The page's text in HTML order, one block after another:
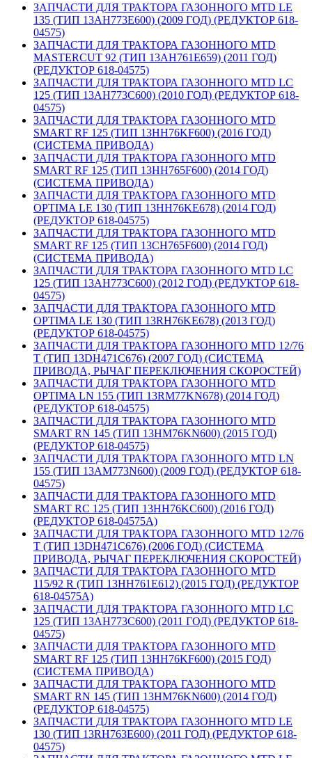
ЗАПЧАСТИ ДЛЯ ТРАКТОРА ГАЗОННОГО MTD LE
135 (ТИП 13AH773E600) (2009 ГОД) (РЕДУКТОР 618-
04575)
ЗАПЧАСТИ ДЛЯ ТРАКТОРА ГАЗОННОГО MTD
MASTERCUT 92 (ТИП 13AH761E659) (2011 ГОД)
(РЕДУКТОР 618-04575)
ЗАПЧАСТИ ДЛЯ ТРАКТОРА ГАЗОННОГО MTD LC
125 (ТИП 13AH773C600) (2010 ГОД) (РЕДУКТОР 618-
04575)
ЗАПЧАСТИ ДЛЯ ТРАКТОРА ГАЗОННОГО MTD
SMART RF 125 (ТИП 13HH76KF600) (2016 ГОД)
(СИСТЕМА ПРИВОДА)
ЗАПЧАСТИ ДЛЯ ТРАКТОРА ГАЗОННОГО MTD
SMART RF 125 (ТИП 13HH765F600) (2014 ГОД)
(СИСТЕМА ПРИВОДА)
ЗАПЧАСТИ ДЛЯ ТРАКТОРА ГАЗОННОГО MTD
OPTIMA LE 130 (ТИП 13HH76KE678) (2014 ГОД)
(РЕДУКТОР 618-04575)
ЗАПЧАСТИ ДЛЯ ТРАКТОРА ГАЗОННОГО MTD
SMART RF 125 (ТИП 13CH765F600) (2014 ГОД)
(СИСТЕМА ПРИВОДА)
ЗАПЧАСТИ ДЛЯ ТРАКТОРА ГАЗОННОГО MTD LC
125 (ТИП 13AH773C600) (2012 ГОД) (РЕДУКТОР 618-
04575)
ЗАПЧАСТИ ДЛЯ ТРАКТОРА ГАЗОННОГО MTD
OPTIMA LE 130 (ТИП 13RH76KE678) (2013 ГОД)
(РЕДУКТОР 618-04575)
ЗАПЧАСТИ ДЛЯ ТРАКТОРА ГАЗОННОГО MTD 12/76
T (ТИП 13DH471C676) (2007 ГОД) (СИСТЕМА
ПРИВОДА, РЫЧАГ ПЕРЕКЛЮЧЕНИЯ СКОРОСТЕЙ)
ЗАПЧАСТИ ДЛЯ ТРАКТОРА ГАЗОННОГО MTD
OPTIMA LN 155 (ТИП 13RM77KN678) (2014 ГОД)
(РЕДУКТОР 618-04575)
ЗАПЧАСТИ ДЛЯ ТРАКТОРА ГАЗОННОГО MTD
SMART RN 145 (ТИП 13HM76KN600) (2015 ГОД)
(РЕДУКТОР 618-04575)
ЗАПЧАСТИ ДЛЯ ТРАКТОРА ГАЗОННОГО MTD LN
155 (ТИП 13AM773N600) (2009 ГОД) (РЕДУКТОР 618-
04575)
ЗАПЧАСТИ ДЛЯ ТРАКТОРА ГАЗОННОГО MTD
SMART RC 125 (ТИП 13HH76KC600) (2016 ГОД)
(РЕДУКТОР 618-04575A)
ЗАПЧАСТИ ДЛЯ ТРАКТОРА ГАЗОННОГО MTD 12/76
T (ТИП 13DH471C676) (2006 ГОД) (СИСТЕМА
ПРИВОДА, РЫЧАГ ПЕРЕКЛЮЧЕНИЯ СКОРОСТЕЙ)
ЗАПЧАСТИ ДЛЯ ТРАКТОРА ГАЗОННОГО MTD
115/92 R (ТИП 13HH761E612) (2015 ГОД) (РЕДУКТОР
618-04575A)
ЗАПЧАСТИ ДЛЯ ТРАКТОРА ГАЗОННОГО MTD LC
125 (ТИП 13AH773C600) (2011 ГОД) (РЕДУКТОР 618-
04575)
ЗАПЧАСТИ ДЛЯ ТРАКТОРА ГАЗОННОГО MTD
SMART RF 125 (ТИП 13HH76KF600) (2015 ГОД)
(СИСТЕМА ПРИВОДА)
ЗАПЧАСТИ ДЛЯ ТРАКТОРА ГАЗОННОГО MTD
SMART RN 145 (ТИП 13HM76KN600) (2014 ГОД)
(РЕДУКТОР 618-04575)
ЗАПЧАСТИ ДЛЯ ТРАКТОРА ГАЗОННОГО MTD LE
130 (ТИП 13RH763E600) (2011 ГОД) (РЕДУКТОР 618-
04575)